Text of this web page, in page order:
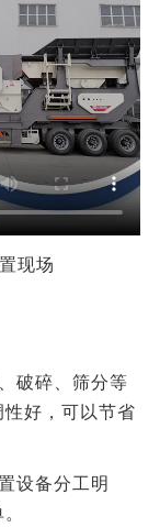
现场
破碎、筛分等
好，可以节省
设备分工明